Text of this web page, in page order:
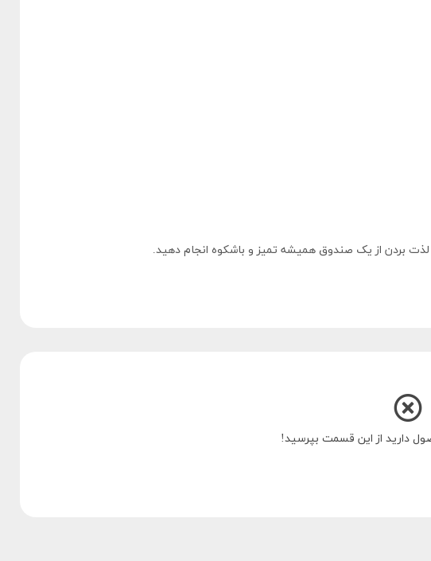
لذت بردن از یک صندوق همیشه تمیز و باشکوه انجام دهید.
دارید از این قسمت بپرسید!